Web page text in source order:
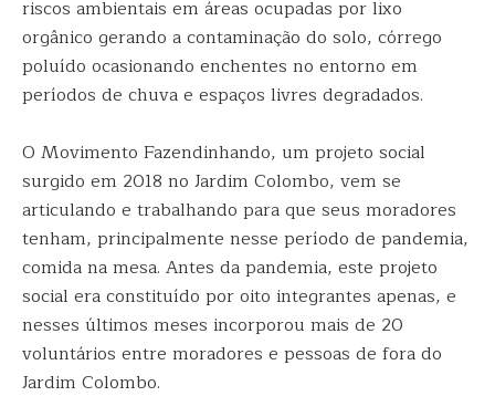
riscos ambientais em áreas ocupadas por lixo
orgânico gerando a contaminação do solo, córrego
poluído ocasionando enchentes no entorno em
períodos de chuva e espaços livres degradados.
O Movimento Fazendinhando, um projeto social
surgido em 2018 no Jardim Colombo, vem se
articulando e trabalhando para que seus moradores
tenham, principalmente nesse período de pandemia,
comida na mesa. Antes da pandemia, este projeto
social era constituído por oito integrantes apenas, e
nesses últimos meses incorporou mais de 20
voluntários entre moradores e pessoas de fora do
Jardim Colombo.